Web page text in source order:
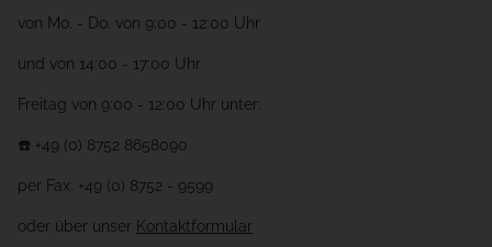
von Mo. - Do. von 9:00 - 12:00 Uhr
und von 14:00 - 17:00 Uhr
Freitag von 9:00 - 12:00 Uhr unter:
☎️ +49 (0) 8752 8658090
per Fax: +49 (0) 8752 - 9599
oder über unser Kontaktformular